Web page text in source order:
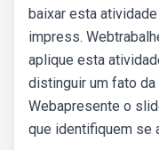
baixar esta
impress.
aplique esta
distinguir um fato
Webapresente o
que identifiquem se